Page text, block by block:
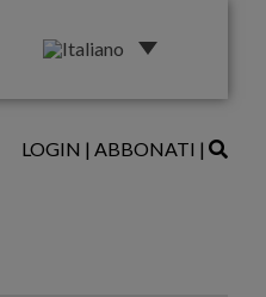
LOGIN | ABBONATI |